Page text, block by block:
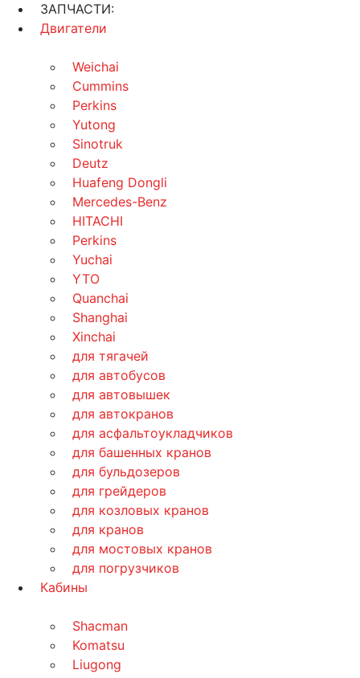
ЗАПЧАСТИ:
Двигатели
Weichai
Cummins
Perkins
Yutong
Sinotruk
Deutz
Huafeng Dongli
Mercedes-Benz
HITACHI
Perkins
Yuchai
YTO
Quanchai
Shanghai
Xinchai
для тягачей
для автобусов
для автовышек
для автокранов
для асфальтоукладчиков
для башенных кранов
для бульдозеров
для грейдеров
для козловых кранов
для кранов
для мостовых кранов
для погрузчиков
Кабины
Shacman
Komatsu
Liugong